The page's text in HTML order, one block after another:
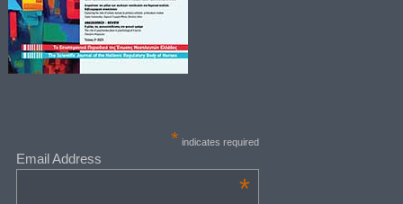
* indicates required
Email Address
*